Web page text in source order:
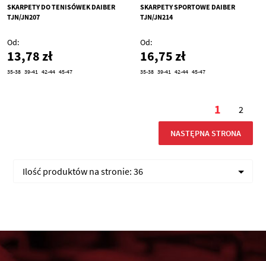
SKARPETY DO TENISÓWEK DAIBER
TJN/JN207
Od
13,78 zł
35-38 39-41 42-44 45-47
SKARPETY SPORTOWE DAIBER
TJN/JN214
Od
16,75 zł
35-38 39-41 42-44 45-47
1 2
STRONA
NASTĘPNA STRONA
Ilość produktów na stronie: 36